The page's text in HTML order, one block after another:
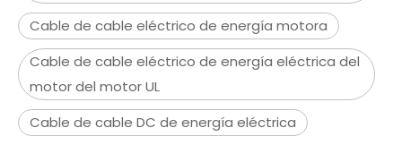
Cable de cable eléctrico de energía motora
Cable de cable eléctrico de energía eléctrica del
motor del motor UL
Cable de cable DC de energía eléctrica